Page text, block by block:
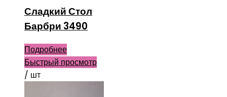
Сладкий Стол
Барбри 3490
Подробнее
Быстрый просмотр
/ шт